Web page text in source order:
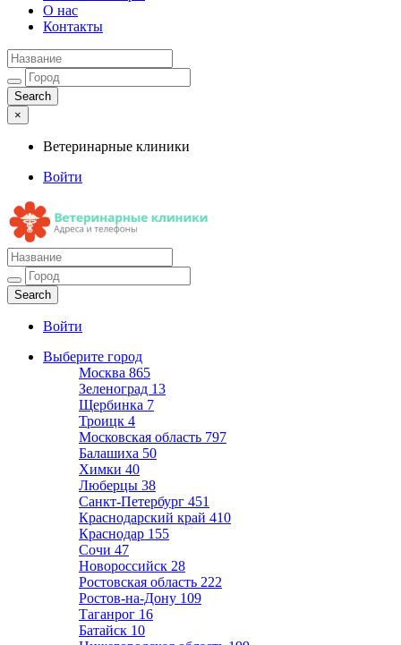
О нас
Контакты
×
Ветеринарные клиники
Войти
Ветеринарные клиники
Адреса и телефоны
Войти
Выберите город
Москва 865
Зеленоград 13
Щербинка 7
Троицк 4
Московская область 797
Балашиха 50
Химки 40
Люберцы 38
Санкт-Петербург 451
Краснодарский край 410
Краснодар 155
Сочи 47
Новороссийск 28
Ростовская область 222
Ростов-на-Дону 109
Таганрог 16
Батайск 10